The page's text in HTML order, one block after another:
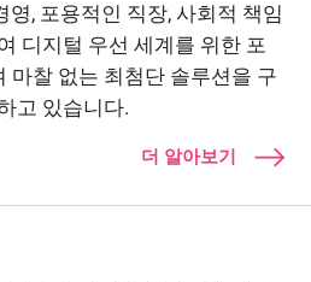
, 포용적인 직장, 사회적 책임
디지털 우선 세계를 위한 포
마찰 없는 최첨단 솔루션을 구
고 있습니다.
더 알아보기